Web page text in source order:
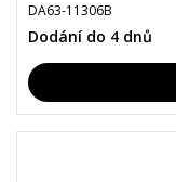
DA63-11306B
Dodání do 4 dnů